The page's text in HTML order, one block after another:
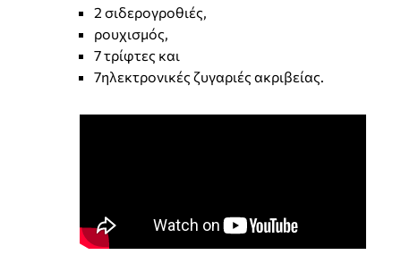
2 σιδερογροθιές,
ρουχισμός,
7 τρίφτες και
7ηλεκτρονικές ζυγαριές ακριβείας.